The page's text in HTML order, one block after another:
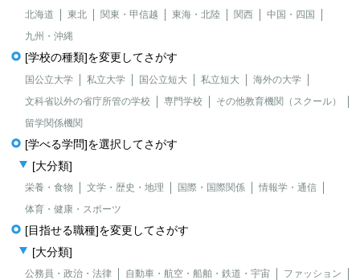
北海道 東北 関東・甲信越 東海・北陸 関西
中国・四国
九州・沖縄
[学校の種類]を変更してさがす
国公立大学 私立大学 国公立短大 私立短大
海外の大学
文科省以外の省庁所管の学校
専門学校
その他教育機関（スクール）
留学関係機関
[学べる学問]を選択してさがす
[大分類]
栄養・食物 文学・歴史・地理 国際・国際関係
情報学・通信
体育・健康・スポーツ
[目指せる職種]を変更してさがす
[大分類]
公務員・政治・法律 自動車・航空・船舶・鉄道・宇宙
ファッション